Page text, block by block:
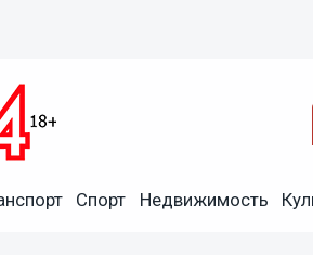
Спорт Недвижимость